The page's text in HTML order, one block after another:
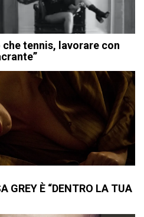
tennis, lavorare con
GREY È “DENTRO LA TUA